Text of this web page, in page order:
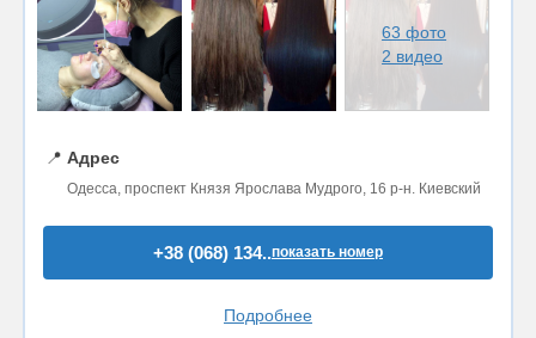
63 фото
2 видео
📍 Адрес
Одесса, проспект Князя Ярослава Мудрого, 16 р-н. Киевский
+38 (068) 134..показать номер
Подробнее